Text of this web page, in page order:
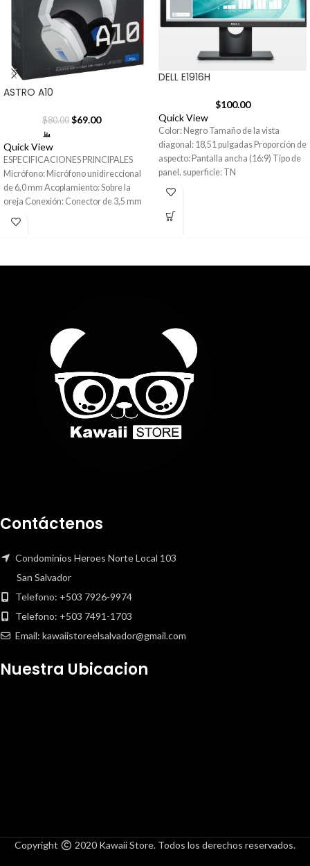
ASTRO A10
$80.00 $69.00
Quick View
ESPECIFICACIONES PRINCIPALES
Micrófono: Micrófono unidireccional
de 6,0 mm Acoplamiento: Sobre la
oreja Conexión: Conector de 3,5 mm
de 5 polos
DELL E1916H
$100.00
Quick View
Color: Negro Tamaño de la vista
diagonal: 18,51 pulgadas Proporción de
aspecto: Pantalla ancha (16:9) Tipo de
panel, superficie: TN
Contáctenos
Condominios Heroes Norte Local 103
San Salvador
Telefono: +503 7926-9974
Telefono: +503 7491-1703
Email: kawaiistoreelsalvador@gmail.com
Nuestra Ubicacion
Copyright 2020 Kawaii Store. Todos los derechos reservados.